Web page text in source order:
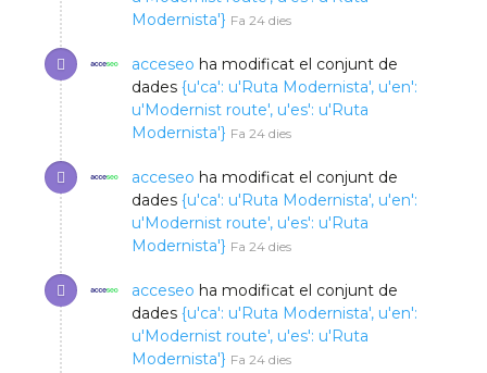
Modernista'} Fa 24 dies
acceseo ha modificat el conjunt de
dades{u'ca': u'Ruta Modernista', u'en':
u'Modernist route', u'es': u'Ruta
Modernista'} Fa 24 dies
acceseo ha modificat el conjunt de
dades{u'ca': u'Ruta Modernista', u'en':
u'Modernist route', u'es': u'Ruta
Modernista'} Fa 24 dies
acceseo ha modificat el conjunt de
dades{u'ca': u'Ruta Modernista', u'en':
u'Modernist route', u'es': u'Ruta
Modernista'} Fa 24 dies